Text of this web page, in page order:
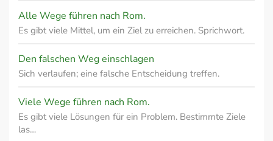
Alle Wege führen nach Rom.
Es gibt viele Mittel, um ein Ziel zu erreichen. Sprichwort.
Den falschen Weg einschlagen
Sich verlaufen; eine falsche Entscheidung treffen.
Viele Wege führen nach Rom.
Es gibt viele Lösungen für ein Problem. Bestimmte Ziele
las…